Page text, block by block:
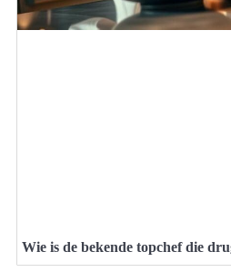
Wie is de bekende topchef die